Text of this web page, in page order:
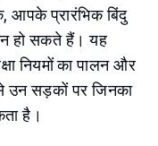
आपके प्रारंभिक बिंदु
हो सकते हैं। यह
नियमों का पालन और
उन सड़कों पर जिनका
है।